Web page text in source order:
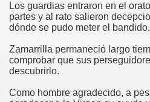
Los guardias entraron en el
partes y al rato salieron
dónde se pudo meter el bandido.
Zamarrilla permaneció largo
comprobar que sus
descubrirlo.
Como hombre agradecido, a